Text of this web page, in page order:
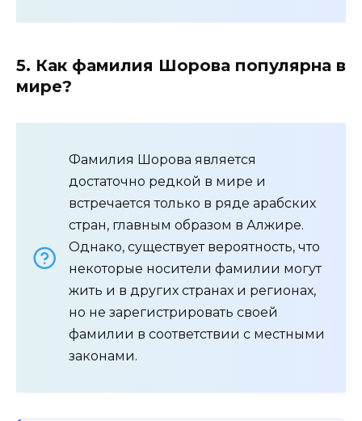
5. Как фамилия Шорова популярна в
мире?
Фамилия Шорова является
достаточно редкой в мире и
встречается только в ряде арабских
стран, главным образом в Алжире.
Однако, существует вероятность, что
некоторые носители фамилии могут
жить и в других странах и регионах,
но не зарегистрировать своей
фамилии в соответствии с местными
законами.